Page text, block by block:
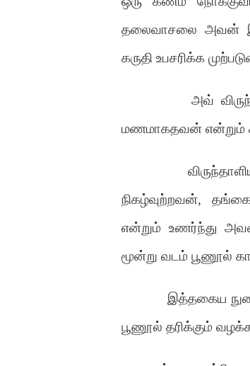
தலைவாசலை அவன்
கருதி உபசரிக்க
அவ்
மணமாகதவன் என்றும்
நிகழ்வுற்றவன்,
என்றும் உணர்ந்து
மூன்று வடம் பூணூல்
இத்தகைய
பூணூல் தரிக்கும்